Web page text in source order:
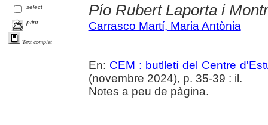
select
print
Text complet
Pío Rubert Laporta i
Carrasco Martí, Maria Antònia
En: CEM : butlletí del Centre
(novembre 2024), p. 35-39 : il.
Notes a peu de pàgina.